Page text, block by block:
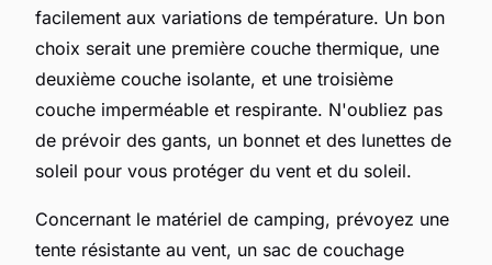
facilement aux variations de température. Un bon
choix serait une première couche thermique, une
deuxième couche isolante, et une troisième
couche imperméable et respirante. N'oubliez pas
de prévoir des gants, un bonnet et des lunettes de
soleil pour vous protéger du vent et du soleil.
Concernant le matériel de camping, prévoyez une
tente résistante au vent, un sac de couchage